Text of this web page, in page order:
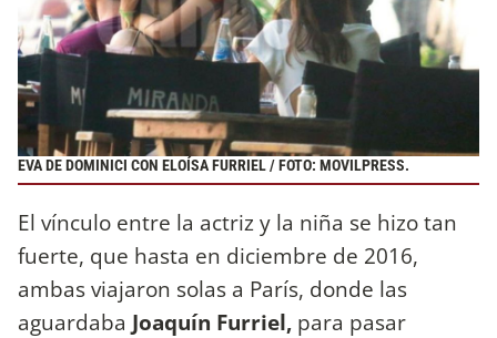
EVA DE DOMINICI CON ELOÍSA FURRIEL / FOTO: MOVILPRESS.
El vínculo entre la actriz y la niña se hizo tan
fuerte, que hasta en diciembre de 2016,
ambas viajaron solas a París, donde las
aguardaba Joaquín Furriel, para pasar